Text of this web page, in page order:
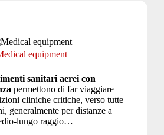
equipment
sanitari aerei con
permettono di far viaggiare
cliniche critiche, verso tutte
generalmente per distanze a
lungo raggio…